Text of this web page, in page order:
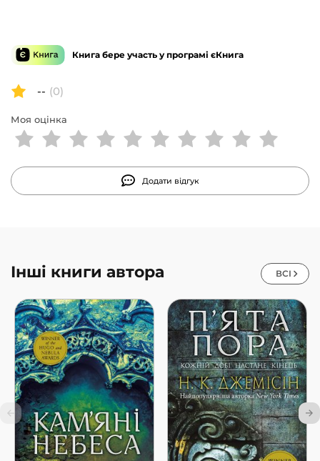
Книга бере участь у програмі єКнига
-- (0)
Моя оцінка
Додати відгук
Інші книги автора ВСІ